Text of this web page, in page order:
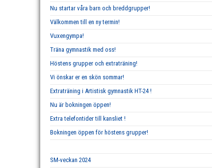
Nu startar våra barn och breddgrupper!
Välkommen till en ny termin!
Vuxengympa!
Träna gymnastik med oss!
Höstens grupper och extraträning!
Vi önskar er en skön sommar!
Extraträning i Artistisk gymnastik HT-24 !
Nu är bokningen öppen!
Extra telefontider till kansliet !
Bokningen öppen för höstens grupper!
SM-veckan 2024